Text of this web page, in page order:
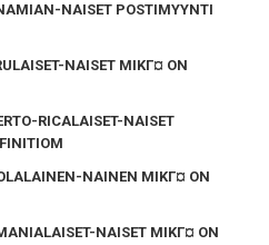
NAISET POSTIMYYNTI
NAISET MIKГ¤ ON
RICALAISET-NAISET
NAINEN MIKГ¤ ON
NAISET MIKГ¤ ON